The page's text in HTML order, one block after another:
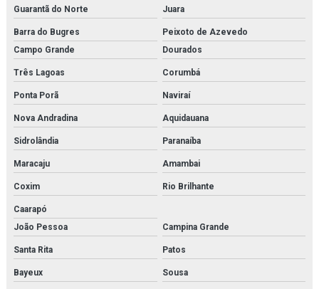
Guarantã do Norte Juara
Barra do Bugres
Peixoto de Azevedo
Campo Grande
Dourados
Três Lagoas Corumbá
Ponta Porã Naviraí
Nova Andradina Aquidauana
Sidrolândia Paranaíba
Maracaju Amambai
Coxim Rio Brilhante
Caarapó
João Pessoa
Campina Grande
Santa Rita Patos
Bayeux Sousa